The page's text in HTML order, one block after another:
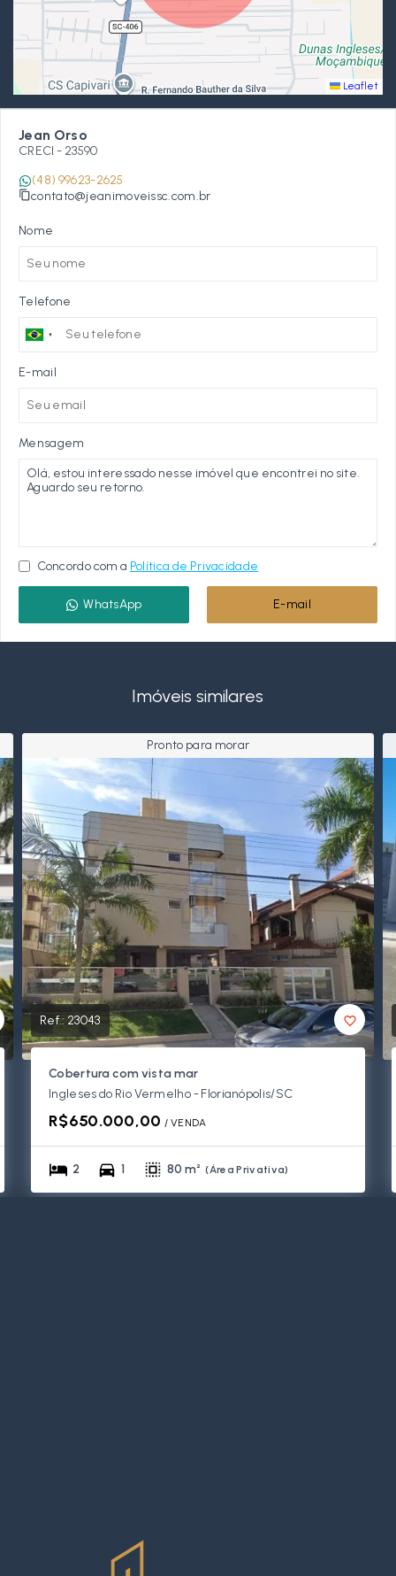
Leaflet
Jean Orso
CRECI - 23590
(48) 99623-2625
contato@jeanimoveissc.com.br
Nome
Telefone
E-mail
Mensagem
Concordo com a Política de Privacidade
WhatsApp E-mail
Imóveis similares
Pronto para morar
Ref.: 23043
Cobertura com vista mar
Ingleses do Rio Vermelho - Florianópolis/SC
R$650.000,00 / VENDA
2 1 80 m² (Área Privativa)